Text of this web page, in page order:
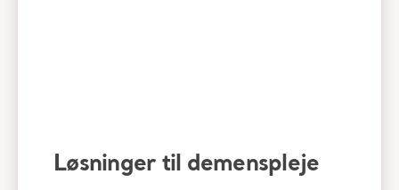
Løsninger til demenspleje​